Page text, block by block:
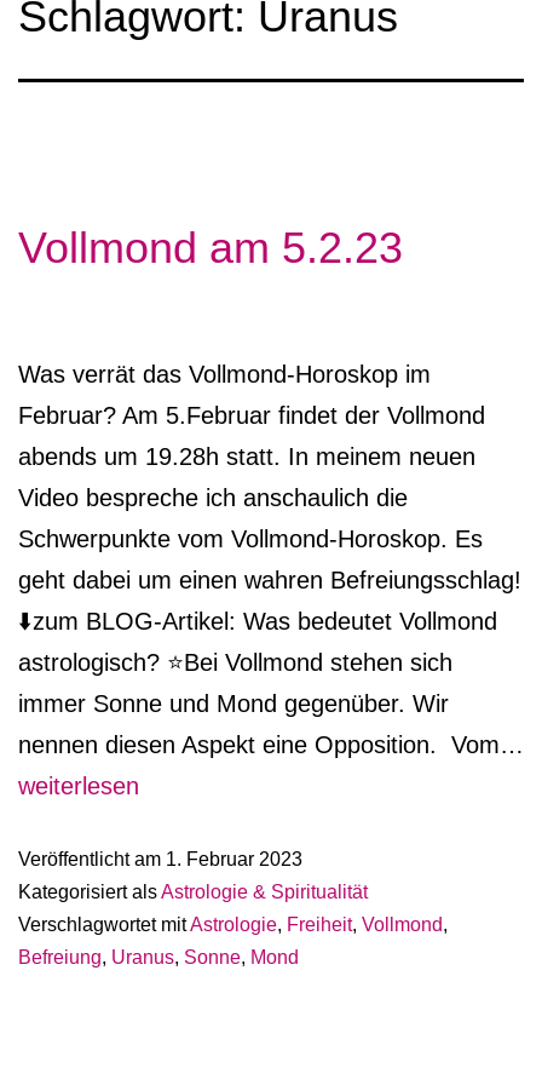
Schlagwort: Uranus
Vollmond am 5.2.23
Was verrät das Vollmond-Horoskop im
Februar? Am 5.Februar findet der Vollmond
abends um 19.28h statt. In meinem neuen
Video bespreche ich anschaulich die
Schwerpunkte vom Vollmond-Horoskop. Es
geht dabei um einen wahren Befreiungsschlag!
⬇️zum BLOG-Artikel: Was bedeutet Vollmond
astrologisch? ⭐️Bei Vollmond stehen sich
immer Sonne und Mond gegenüber. Wir
nennen diesen Aspekt eine Opposition. Vom…
Vollmond
5.2.23
weiterlesen
Veröffentlicht am 1. Februar 2023
Kategorisiert alsAstrologie & Spiritualität
Verschlagwortet mitAstrologie, Freiheit, Vollmond,
Befreiung, Uranus, Sonne, Mond